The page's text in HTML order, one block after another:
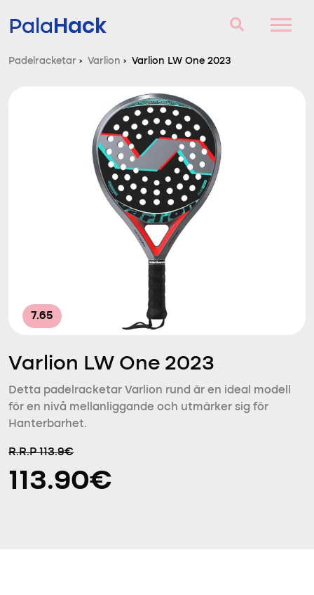
PalaHack
Frågor och svar
Komparator
Padelracketar › Varlion › Varlion LW One 2023
7.65
Varlion LW One 2023
Detta padelracketar Varlion rund är en ideal modell
för en nivå mellanliggande och utmärker sig för
Hanterbarhet.
R.R.P 113.9€
113.90€